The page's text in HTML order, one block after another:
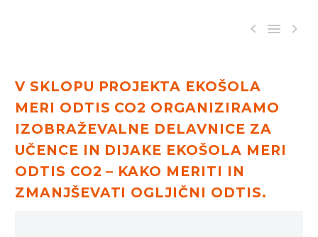
  
V SKLOPU PROJEKTA EKOŠOLA
MERI ODTIS CO2 ORGANIZIRAMO
IZOBRAŽEVALNE DELAVNICE ZA
UČENCE IN DIJAKE EKOŠOLA MERI
ODTIS CO2 – KAKO MERITI IN
ZMANJŠEVATI OGLJIČNI ODTIS.